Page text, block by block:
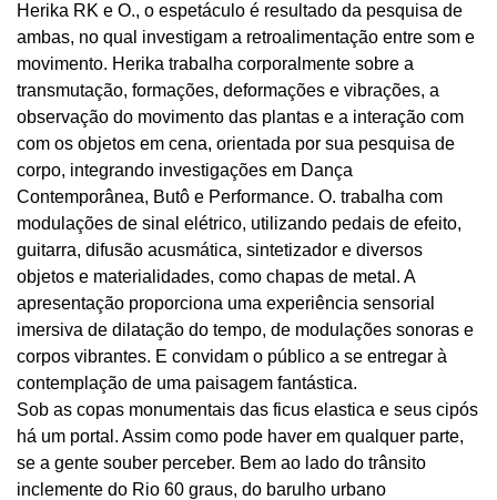
Herika RK e O., o espetáculo é resultado da pesquisa de
ambas, no qual investigam a retroalimentação entre som e
movimento. Herika trabalha corporalmente sobre a
transmutação, formações, deformações e vibrações, a
observação do movimento das plantas e a interação com
com os objetos em cena, orientada por sua pesquisa de
corpo, integrando investigações em Dança
Contemporânea, Butô e Performance. O. trabalha com
modulações de sinal elétrico, utilizando pedais de efeito,
guitarra, difusão acusmática, sintetizador e diversos
objetos e materialidades, como chapas de metal. A
apresentação proporciona uma experiência sensorial
imersiva de dilatação do tempo, de modulações sonoras e
corpos vibrantes. E convidam o público a se entregar à
contemplação de uma paisagem fantástica.
Sob as copas monumentais das ficus elastica e seus cipós
há um portal. Assim como pode haver em qualquer parte,
se a gente souber perceber. Bem ao lado do trânsito
inclemente do Rio 60 graus, do barulho urbano